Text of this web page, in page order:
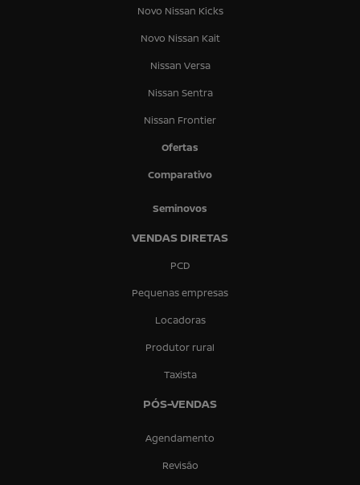
Novo Nissan Kicks
Novo Nissan Kait
Nissan Versa
Nissan Sentra
Nissan Frontier
Ofertas
Comparativo
Seminovos
VENDAS DIRETAS
PCD
Pequenas empresas
Locadoras
Produtor rural
Taxista
PÓS-VENDAS
Agendamento
Revisão